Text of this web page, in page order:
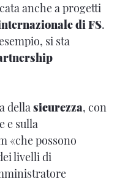
anche a progetti
di FS.
si sta
dellasicurezza, con
e sulla
«che possono
livelli di